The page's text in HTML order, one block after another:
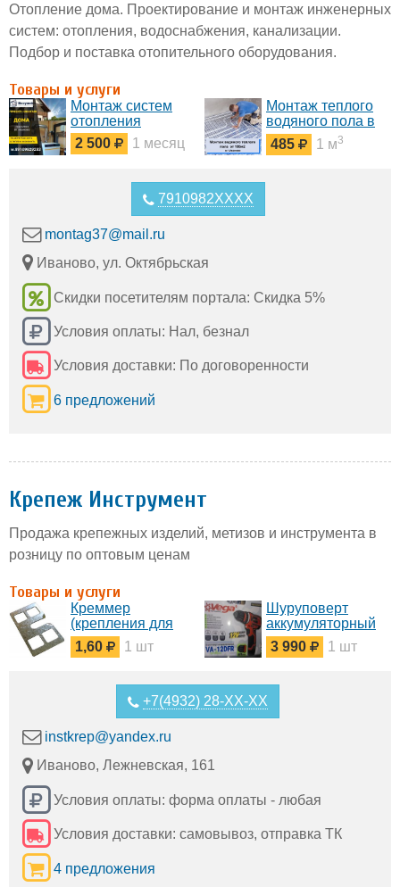
Отопление дома. Проектирование и монтаж инженерных
систем: отопления, водоснабжения, канализации.
Подбор и поставка отопительного оборудования.
Товары и услуги
Монтаж систем
отопления
2 500
1 месяц
Монтаж теплого
водяного пола в
доме, квартире
485 1 м3
7910982XXXX
montag37@mail.ru
Иваново, ул. Октябрьская
Скидки посетителям портала: Скидка 5%
Условия оплаты: Нал, безнал
Условия доставки: По договоренности
6 предложений
Крепеж Инструмент
Продажа крепежных изделий, метизов и инструмента в
розницу по оптовым ценам
Товары и услуги
Креммер
(крепления для
маяков)
1,60 1 шт
Шуруповерт
аккумуляторный
Vega Professional
VA-12 с DFR
3 990 1 шт
+7(4932) 28-XX-XX
instkrep@yandex.ru
Иваново, Лежневская, 161
Условия оплаты: форма оплаты - любая
Условия доставки: самовывоз, отправка ТК
4 предложения